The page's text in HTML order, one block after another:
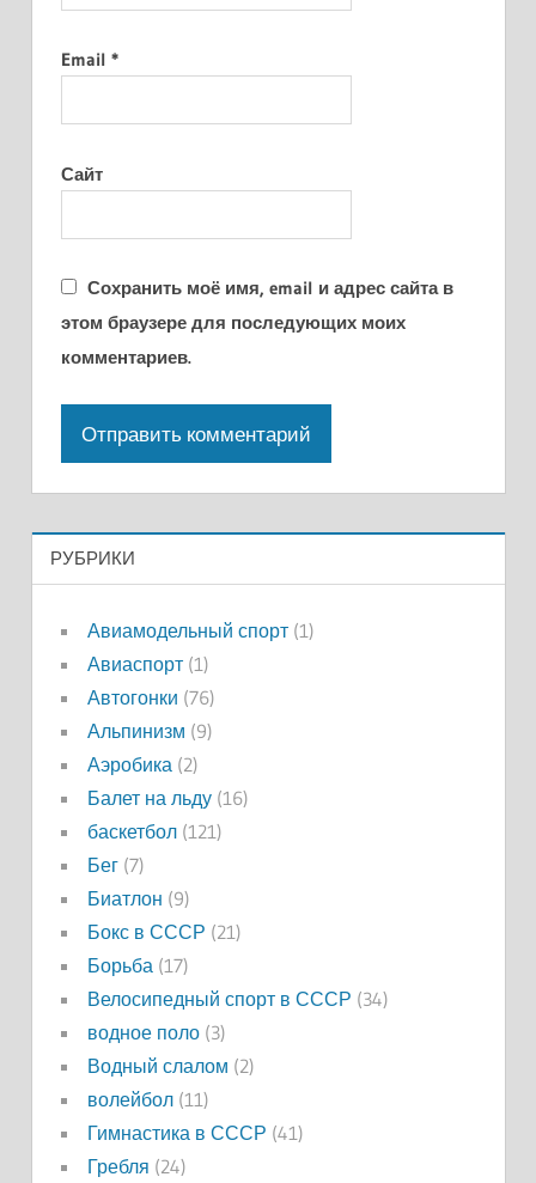
Email *
Сайт
Сохранить моё имя, email и адрес сайта в
этом браузере для последующих моих
комментариев.
РУБРИКИ
Авиамодельный спорт(1)
Авиаспорт(1)
Автогонки (76)
Альпинизм (9)
Аэробика(2)
Балет на льду(16)
баскетбол(121)
Бег(7)
Биатлон (9)
Бокс в СССР (21)
Борьба(17)
Велосипедный спорт в СССР (34)
водное поло(3)
Водный слалом (2)
волейбол(11)
Гимнастика в СССР (41)
Гребля (24)